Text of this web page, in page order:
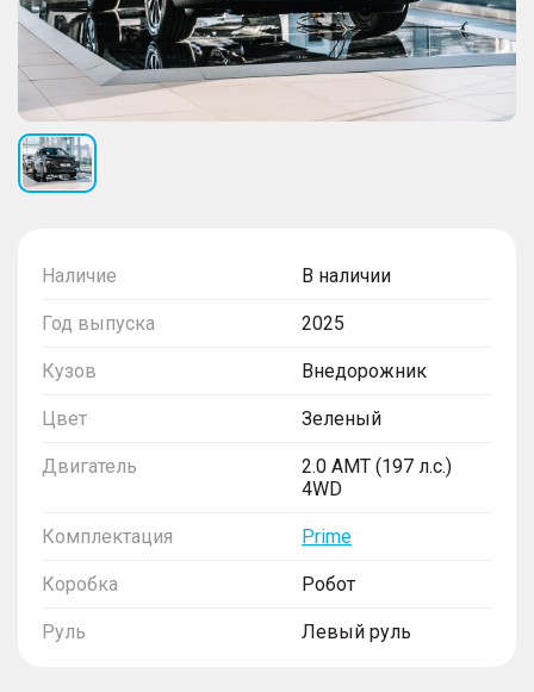
Наличие В наличии
Год выпуска 2025
Кузов Внедорожник
Цвет Зеленый
Двигатель
2.0 AMT (197 л.с.)
4WD
Комплектация Prime
Коробка Робот
Руль Левый руль